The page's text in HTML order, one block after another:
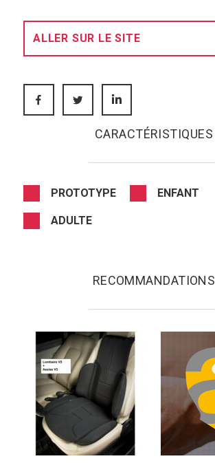
ALLER SUR LE SITE
FACEBOOKTWITTER
CARACTÉRISTIQUES
PROTOTYPE ENFANT
ADULTE
RECOMMANDATIONS